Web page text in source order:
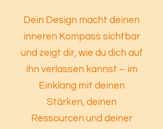
Dein Design macht deinen
inneren Kompass sichtbar
und zeigt dir, wie du dich auf
ihn verlassen kannst – im
Einklang mit deinen
Stärken, deinen
Ressourcen und deiner